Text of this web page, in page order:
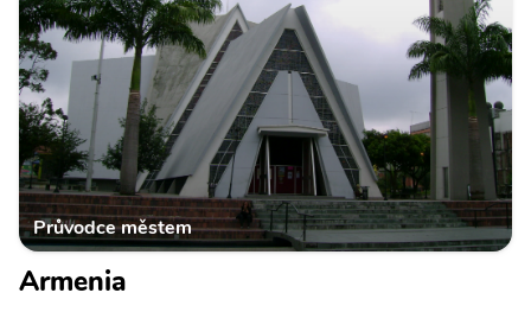
Průvodce městem
Armenia